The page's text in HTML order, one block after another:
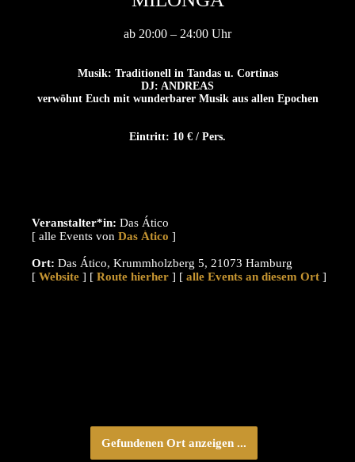
ab 20:00 – 24:00 Uhr
Musik: Traditionell in Tandas u. Cortinas
DJ: ANDREAS
verwöhnt Euch mit wunderbarer Musik aus allen Epochen
Eintritt: 10 € / Pers.
Veranstalter*in: Das Ático
[ alle Events von
]
Ort: Das Ático, Krummholzberg 5, 21073 Hamburg
[ Website ] [ Route hierher ] [ alle Events an diesem Ort ]